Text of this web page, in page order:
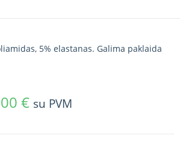
5% elastanas. Galima paklaida
€ su PVM